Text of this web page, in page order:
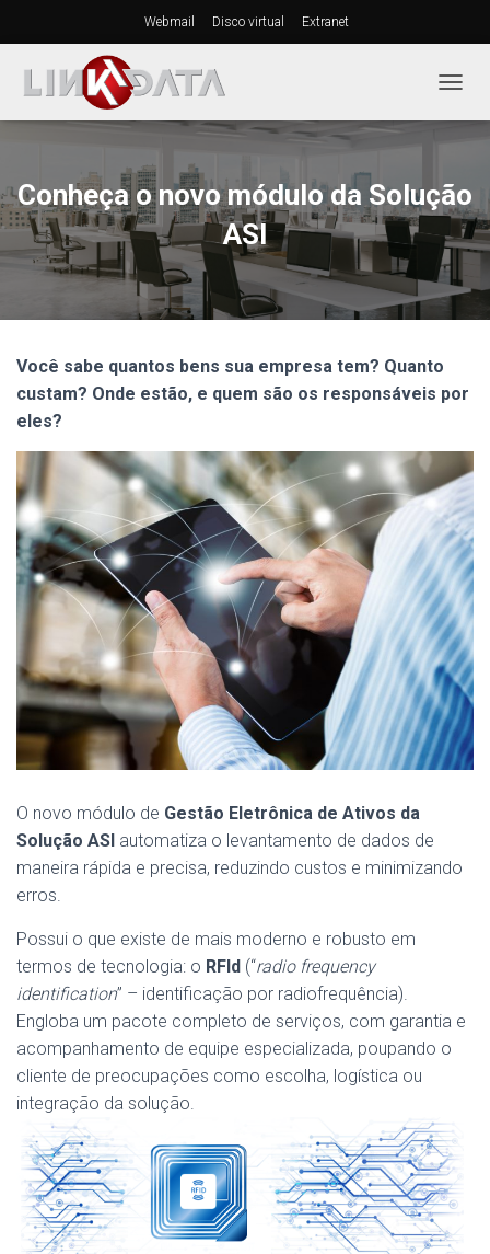
Webmail Disco virtual Extranet
L
R
N
A
R
N
A
Ç
Conheça o novo módulo da Solução
ASI
Você sabe quantos bens sua empresa tem? Quanto
custam? Onde estão, e quem são os responsáveis por
eles?
O novo módulo de Gestão Eletrônica de Ativos da
Solução ASI automatiza o levantamento de dados de
maneira rápida e precisa, reduzindo custos e minimizando
erros.
Possui o que existe de mais moderno e robusto em
termos de tecnologia: o RFId (“radio frequency
identification” – identificação por radiofrequência).
Engloba um pacote completo de serviços, com garantia e
acompanhamento de equipe especializada, poupando o
cliente de preocupações como escolha, logística ou
integração da solução.